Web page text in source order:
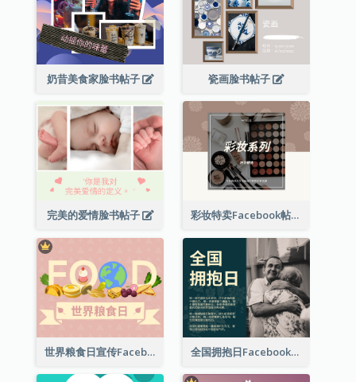
奶昔美食家脸书帖子 瓷画脸书帖子
完美的爱情脸书帖子 彩妆特卖Facebook帖子
世界粮食日宣传Facebook帖子 全国拥抱日Facebook帖子